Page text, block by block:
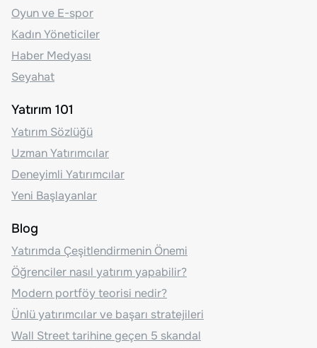
Oyun ve E-spor
Kadın Yöneticiler
Haber Medyası
Seyahat
Yatırım 101
Yatırım Sözlüğü
Uzman Yatırımcılar
Deneyimli Yatırımcılar
Yeni Başlayanlar
Blog
Yatırımda Çeşitlendirmenin Önemi
Öğrenciler nasıl yatırım yapabilir?
Modern portföy teorisi nedir?
Ünlü yatırımcılar ve başarı stratejileri
Wall Street tarihine geçen 5 skandal